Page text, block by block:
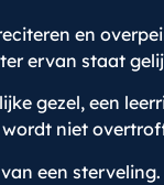
en
ervan staat
gezel, een
niet
een